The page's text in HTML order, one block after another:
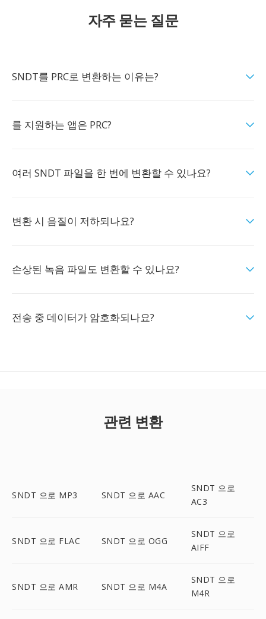
자주 묻는 질문
SNDT를 PRC로 변환하는 이유는?
를 지원하는 앱은 PRC?
여러 SNDT 파일을 한 번에 변환할 수 있나요?
변환 시 음질이 저하되나요?
손상된 녹음 파일도 변환할 수 있나요?
전송 중 데이터가 암호화되나요?
관련 변환
SNDT 으로 MP3 SNDT 으로 AAC
SNDT 으로
AC3
SNDT 으로 FLAC SNDT 으로 OGG
SNDT 으로
AIFF
SNDT 으로 AMR SNDT 으로 M4A
SNDT 으로
M4R